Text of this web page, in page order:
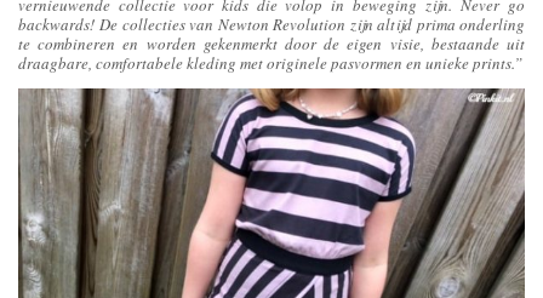
vernieuwende collectie voor kids die volop in beweging zijn. Never go
backwards! De collecties van Newton Revolution zijn altijd prima onderling
te combineren en worden gekenmerkt door de eigen visie, bestaande uit
draagbare, comfortabele kleding met originele pasvormen en unieke prints.”